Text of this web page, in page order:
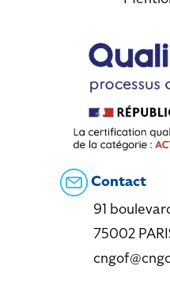
Contact
91
75002